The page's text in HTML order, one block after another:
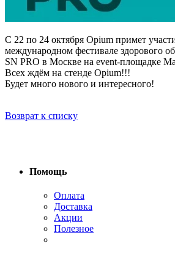
С 22 по 24 октября Opium примет
международном фестивале здорового
SN PRO в Москве на event-площадке
Всех ждём на стенде Opium!!!
Будет много нового и интересного!
Возврат к списку
Помощь
Оплата
Доставка
Акции
Полезное